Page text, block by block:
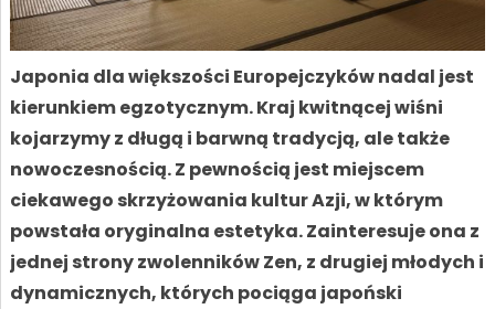
Japonia dla większości Europejczyków nadal jest
kierunkiem egzotycznym. Kraj kwitnącej wiśni
kojarzymy z długą i barwną tradycją, ale także
nowoczesnością. Z pewnością jest miejscem
ciekawego skrzyżowania kultur Azji, w którym
powstała oryginalna estetyka. Zainteresuje ona z
jednej strony zwolenników Zen, z drugiej młodych i
dynamicznych, których pociąga japoński